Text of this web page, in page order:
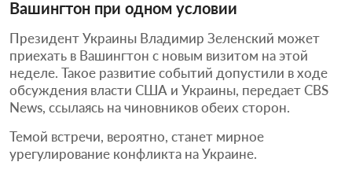
Вашингтон при одном условии
Президент Украины Владимир Зеленский может
приехать в Вашингтон с новым визитом на этой
неделе. Такое развитие событий допустили в ходе
обсуждения власти США и Украины, передает CBS
News, ссылаясь на чиновников обеих сторон.
Темой встречи, вероятно, станет мирное
урегулирование конфликта на Украине.